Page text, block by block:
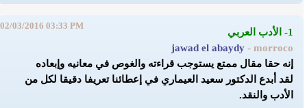
1- الأدب العربي
jawad el abaydy - morroco
02/03/2016 03:33 PM
إنه حقا مقال ممتع يستوجب قراءته والغوص في معانيه وإبعاده
لقد أبدع الدكتور سعيد العيماري في إعطائنا تعريفا دقيقا لكل من
الأدب والنقد.